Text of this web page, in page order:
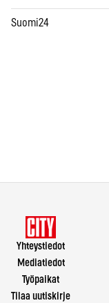
Suomi24
Yhteystiedot
Mediatiedot
Työpaikat
Tilaa uutiskirje